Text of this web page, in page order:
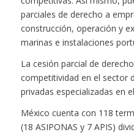
parciales de derecho a
construcción, operación y
marinas e instalaciones
La cesión parcial de
competitividad en el sector
privadas especializadas en
México cuenta con 118
(18 ASIPONAS y 7 APIS)